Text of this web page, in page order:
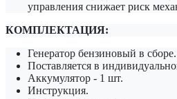
управления снижает риск
КОМПЛЕКТАЦИЯ:
Генератор бензиновый в сборе.
Поставляется в
Аккумулятор - 1 шт.
Инструкция.